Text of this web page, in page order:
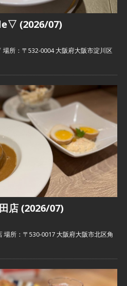
(2026/07)
所：〒532-0004 大阪府大阪市淀川区
店 (2026/07)
所：〒530-0017 大阪府大阪市北区角